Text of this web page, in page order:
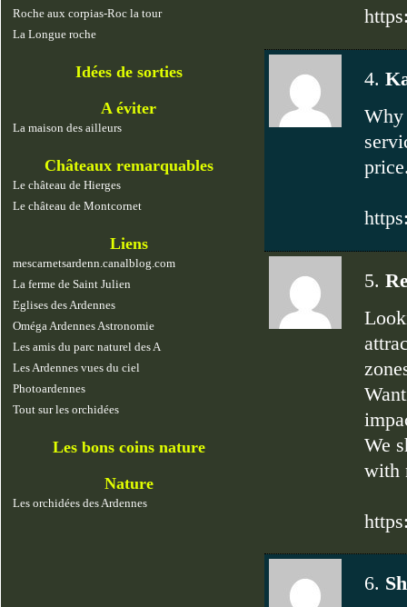
Roche aux corpias-Roc la tour
La Longue roche
Idées de sorties
A éviter
La maison des ailleurs
Châteaux remarquables
Le château de Hierges
Le château de Montcornet
Liens
mescarnetsardenn.canalblog.com
La ferme de Saint Julien
Eglises des Ardennes
Oméga Ardennes Astronomie
Les amis du parc naturel des A
Les Ardennes vues du ciel
Photoardennes
Tout sur les orchidées
Les bons coins nature
Nature
Les orchidées des Ardennes
4.
Why
5.
We
with
6.